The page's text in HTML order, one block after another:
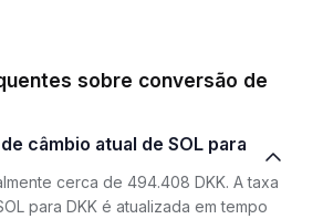
sobre conversão de
cerca de 494.408 DKK. A taxa
para DKK é atualizada em tempo